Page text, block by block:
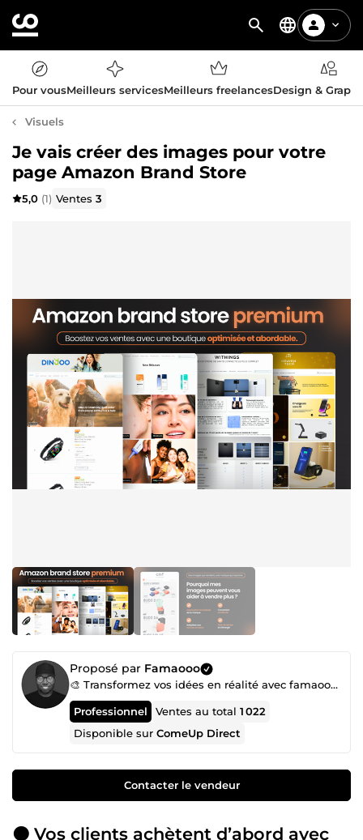
Pour vousMeilleurs servicesMeilleurs freelancesDesign &
Visuels
Je vais créer des images pour votre
page Amazon Brand Store
5,0 (1) Ventes3
Proposé par Famaooo
🎨 Transformez vos idées en réalité avec famaooo – Votre expert en création digitale !
Professionnel Ventes au total1 022
Disponible surComeUp Direct
Contacter le vendeur
🟠 Vos clients achètent d’abord avec